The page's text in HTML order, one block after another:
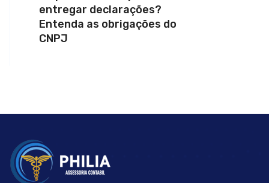
entregar declarações?
Entenda as obrigações do
CNPJ